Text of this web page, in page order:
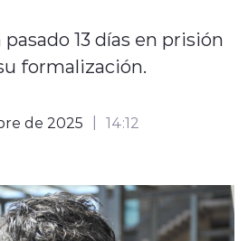
13 días en prisión
formalización.
de 2025 14:12